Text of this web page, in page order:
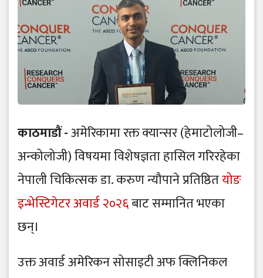
काठमाडौं -अमेरिकामा रक्त क्यान्सर (हेमाटोलोजी–
अन्कोलोजी) विषयमा विशेषज्ञता हासिल गरिरहेका
नेपाली चिकित्सक डा. करुण न्यौपाने प्रतिष्ठितयोङ
इन्भेस्टिगेटर अवार्ड २०२६बाट सम्मानित भएका
छन्।
उक्त अवार्ड अमेरिकन सोसाइटी अफ क्लिनिकल